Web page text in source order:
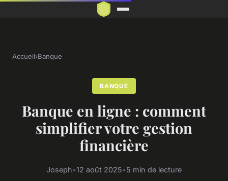
Accueil›Banque
BANQUE
Banque en ligne : comment
simplifier votre gestion
financière
Joseph•12 août 2025•5 min de lecture